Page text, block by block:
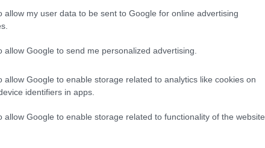
allow my user data to be sent to Google for online advertising
allow Google to send me personalized advertising.
allow Google to enable storage related to analytics like cookies on
identifiers in apps.
allow Google to enable storage related to functionality of the website
rappresentato dagli investimenti in
3,5 miliardi di euro
pensate per contribuire a una
che il territorio possa beneficiare anche
pubbliche